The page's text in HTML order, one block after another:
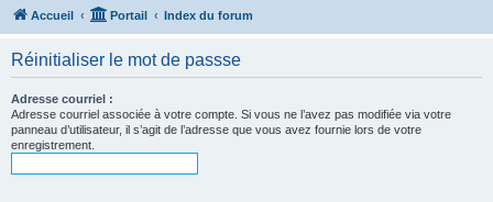
Accueil Portail Index du forum
Réinitialiser le mot de passse
Adresse courriel :
Adresse courriel associée à votre compte. Si vous ne l’avez pas modifiée via votre
panneau d’utilisateur, il s’agit de l’adresse que vous avez fournie lors de votre
enregistrement.